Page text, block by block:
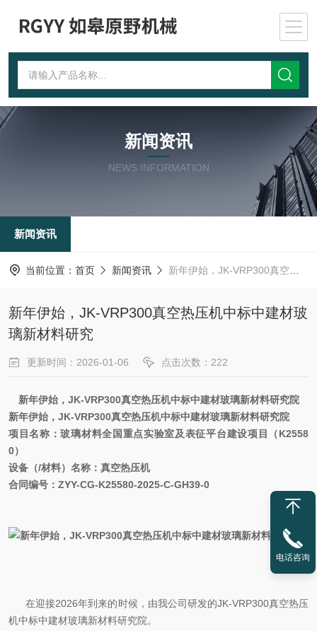
新闻资讯
NEWS INFORMATION
新闻资讯
当前位置： 首页 新闻资讯 新年伊始，JK-VRP300真空热压机中标中建材玻璃新材料研究
新年伊始，JK-VRP300真空热压机中标中建材玻
璃新材料研究
更新时间：2026-01-06 点击次数：222
新年伊始，JK-VRP300真空热压机中标中建材玻璃新材料研究院
新年伊始，JK-VRP300真空热压机中标中建材玻璃新材料研究院
项目名称：玻璃材料全国重点实验室及表征平台建设项目（K2558
0）
设备（/材料）名称：真空热压机
合同编号：ZYY-CG-K25580-2025-C-GH39-0
在迎接2026年到来的时候，由我公司研发的JK-VRP300真空热压
机中标中建材玻璃新材料研究院。
电话咨询